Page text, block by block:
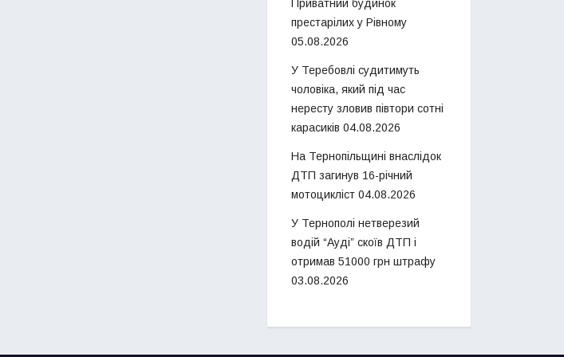
Приватний будинок
престарілих у Рівному
05.08.2026
У Теребовлі судитимуть
чоловіка, який під час
нересту зловив півтори сотні
карасиків 04.08.2026
На Тернопільщині внаслідок
ДТП загинув 16-річний
мотоцикліст 04.08.2026
У Тернополі нетверезий
водій “Ауді” скоїв ДТП і
отримав 51000 грн штрафу
03.08.2026